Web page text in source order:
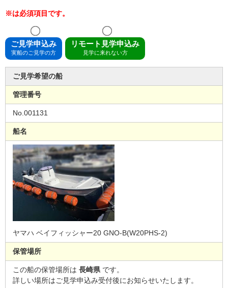
※は必須項目です。
ご見学申込み
実船のご見学の方
リモート見学申込み
見学に来れない方
ご見学希望の船
管理番号
No.001131
船名
ヤマハ ベイフィッシャー20 GNO-B(W20PHS-2)
保管場所
この船の保管場所は 長崎県 です。
詳しい場所はご見学申込み受付後にお知らせいたします。